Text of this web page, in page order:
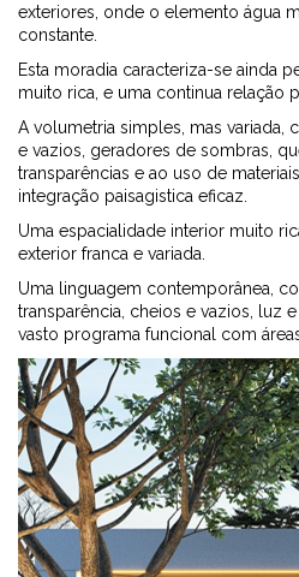
exteriores, onde o elemento água
constante.
Esta moradia caracteriza-se ainda
muito rica, e uma continua relação
A volumetria simples, mas variada,
e vazios, geradores de sombras,
transparências e ao uso de
integração paisagistica eficaz.
Uma espacialidade interior muito
exterior franca e variada.
Uma linguagem contemporânea,
transparência, cheios e vazios, luz
vasto programa funcional com